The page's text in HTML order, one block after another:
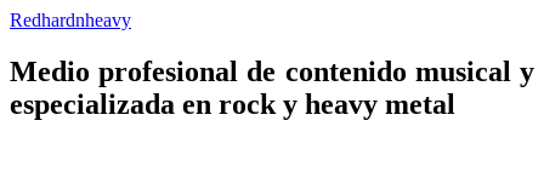
Redhardnheavy
Medio profesional de contenido musical y
especializada en rock y heavy metal